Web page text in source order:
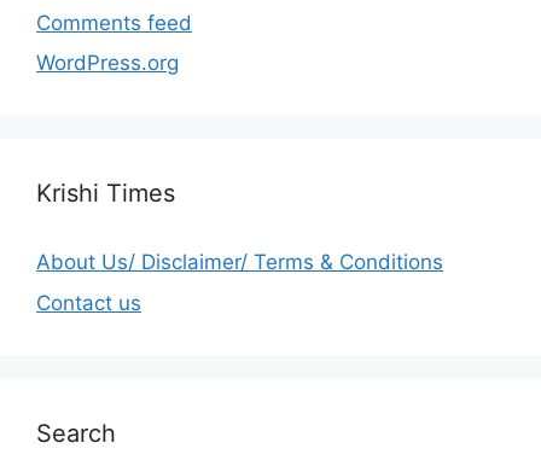
Comments feed
WordPress.org
Krishi Times
About Us/ Disclaimer/ Terms & Conditions
Contact us
Search